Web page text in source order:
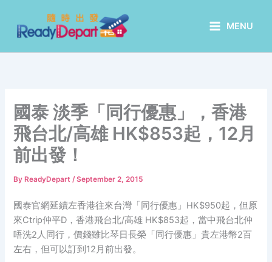
content
MENU
國泰 淡季「同行優惠」，香港
飛台北/高雄 HK$853起，12月
前出發！
By ReadyDepart/September 2, 2015
國泰官網延續左香港往來台灣「同行優惠」HK$950起，但原
來Ctrip仲平D，香港飛台北/高雄 HK$853起，當中飛台北仲
唔洗2人同行，價錢雖比琴日長榮「同行優惠」貴左港幣2百
左右，但可以訂到12月前出發。